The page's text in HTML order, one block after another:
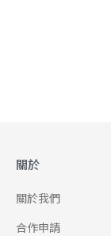
關於
關於我們
合作申請